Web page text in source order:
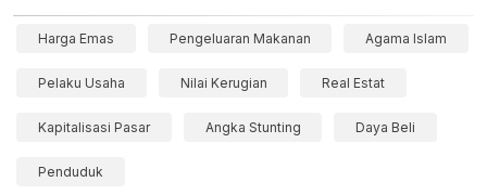
Harga Emas Pengeluaran Makanan Agama Islam
Pelaku Usaha Nilai Kerugian Real Estat
Kapitalisasi Pasar Angka Stunting Daya Beli
Penduduk